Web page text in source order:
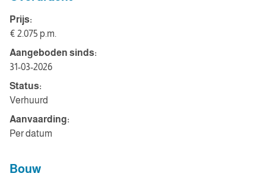
Prijs:
€ 2.075 p.m.
Aangeboden sinds:
31-03-2026
Status:
Verhuurd
Aanvaarding:
Per datum
Bouw